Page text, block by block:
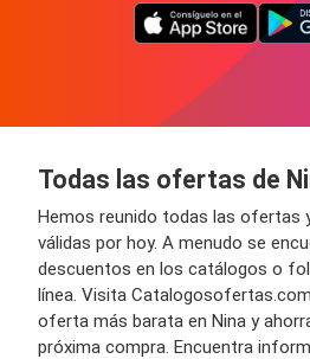
Todas las ofertas de
Hemos reunido todas las ofertas
válidas por hoy. A menudo se
descuentos en los catálogos o
línea. Visita
oferta más barata en Nina y
próxima compra. Encuentra